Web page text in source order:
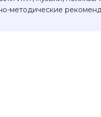
методические